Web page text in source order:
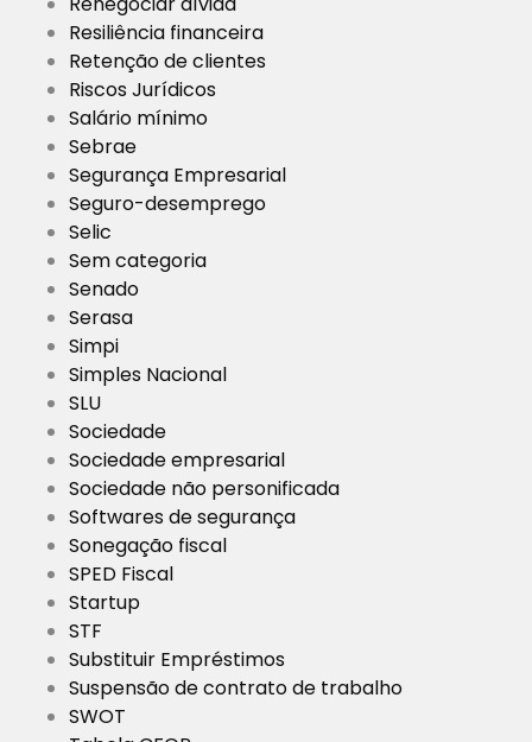
Resiliência financeira
Retenção de clientes
Riscos Jurídicos
Salário mínimo
Sebrae
Segurança Empresarial
Seguro-desemprego
Selic
Sem categoria
Senado
Serasa
Simpi
Simples Nacional
SLU
Sociedade
Sociedade empresarial
Sociedade não personificada
Softwares de segurança
Sonegação fiscal
SPED Fiscal
Startup
STF
Substituir Empréstimos
Suspensão de contrato de trabalho
SWOT